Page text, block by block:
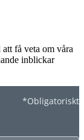
få veta om våra
inblickar
*Obligatoriskt